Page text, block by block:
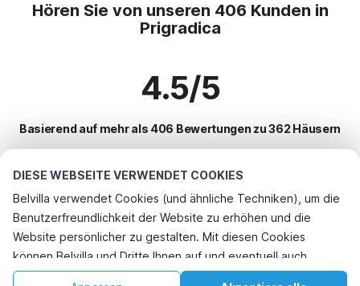
DIESE WEBSEITE VERWENDET COOKIES
Belvilla verwendet Cookies (und ähnliche Techniken), um die
Benutzerfreundlichkeit der Website zu erhöhen und die
Website persönlicher zu gestalten. Mit diesen Cookies
können Belvilla und Dritte Ihnen auf und eventuell auch
außerhalb unserer Website folgen, um Werbung Ihren
Hören Sie von unseren 406 Kunden in
Prigradica
4.5/5
Basierend auf mehr als 406 Bewertungen zu 362 Häusern
Beliebteste Reiseziele für Urlaub
Top-Städte mit Top-Annehmlichkeiten für den Urlaub
Ferienwohnungen okuklje
Ferienwohnungen saplunara
Beliebte Ausstattungen für Urlaub in Prigradica
Ferienwohnungen
Rufen Sie an, um zu buchen